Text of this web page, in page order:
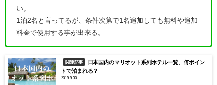
い。
1泊2名と言ってるが、条件次第で1名追加しても無料や追加
料金で使用する事が出来る。
関連記事
日本国内のマリオット系列ホテル一覧、何ポイン
トで泊まれる？
2019.9.30